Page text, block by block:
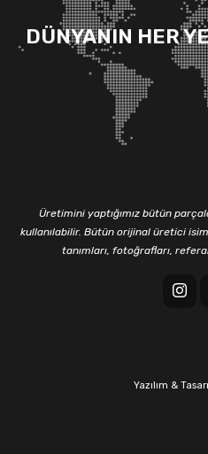
DÜNYANIN HER
Üretimini yaptığımız bütün
kullanılabilir. Bütün orijinal üretici
tanımları, fotoğrafları,
Yazılım &